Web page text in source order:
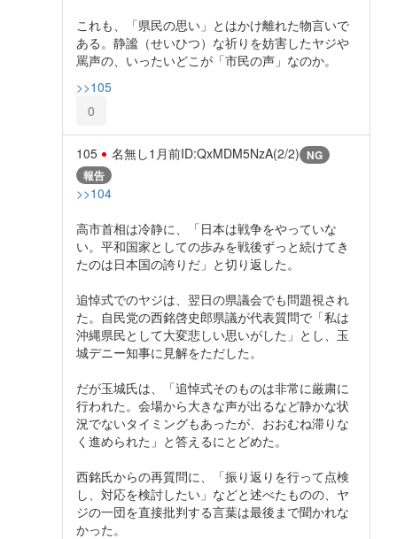
これも、「県民の思い」とはかけ離れた物言いで
ある。静謐（せいひつ）な祈りを妨害したヤジや
罵声の、いったいどこが「市民の声」なのか。
>>105
0
105 名無し1月前ID:QxMDM5NzA(2/2) NG
報告
>>104
高市首相は冷静に、「日本は戦争をやっていな
い。平和国家としての歩みを戦後ずっと続けてき
たのは日本国の誇りだ」と切り返した。
追悼式でのヤジは、翌日の県議会でも問題視され
た。自民党の西銘啓史郎県議が代表質問で「私は
沖縄県民として大変悲しい思いがした」とし、玉
城デニー知事に見解をただした。
だが玉城氏は、「追悼式そのものは非常に厳粛に
行われた。会場から大きな声が出るなど静かな状
況でないタイミングもあったが、おおむね滞りな
く進められた」と答えるにとどめた。
西銘氏からの再質問に、「振り返りを行って点検
し、対応を検討したい」などと述べたものの、ヤ
ジの一団を直接批判する言葉は最後まで聞かれな
かった。